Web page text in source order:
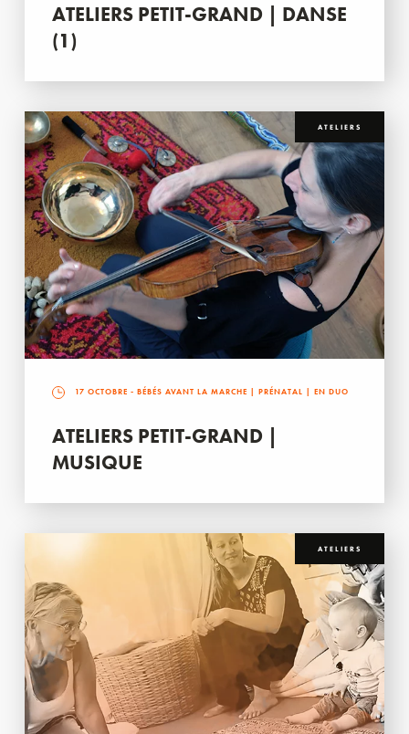
ATELIERS PETIT-GRAND | DANSE
(1)
ATELIERS
17 OCTOBRE - BÉBÉS AVANT LA MARCHE | PRÉNATAL | EN DUO
ATELIERS PETIT-GRAND |
MUSIQUE
ATELIERS